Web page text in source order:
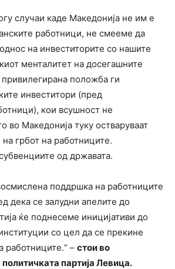
случаи каде Македонија не им е
работници, не смееме да
на инвеститорите со нашите
менталитет на досегашните
положба ги
инвеститори (пред
кои всушност не
во Македонија туку остваруваат
грбот на работниците.
од државата.
поддршка на работниците
дека се залудни апелите до
ќе поднесеме иницијативи до
со цел да се прекине
работниците.“ – стои во
партија Левица.